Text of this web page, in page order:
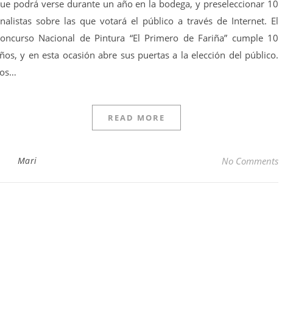
podrá verse durante un año en la bodega, y preseleccionar 10
sobre las que votará el público a través de Internet. El
Nacional de Pintura “El Primero de Fariña” cumple 10
y en esta ocasión abre sus puertas a la elección del público.
READ MORE
Mari No Comments